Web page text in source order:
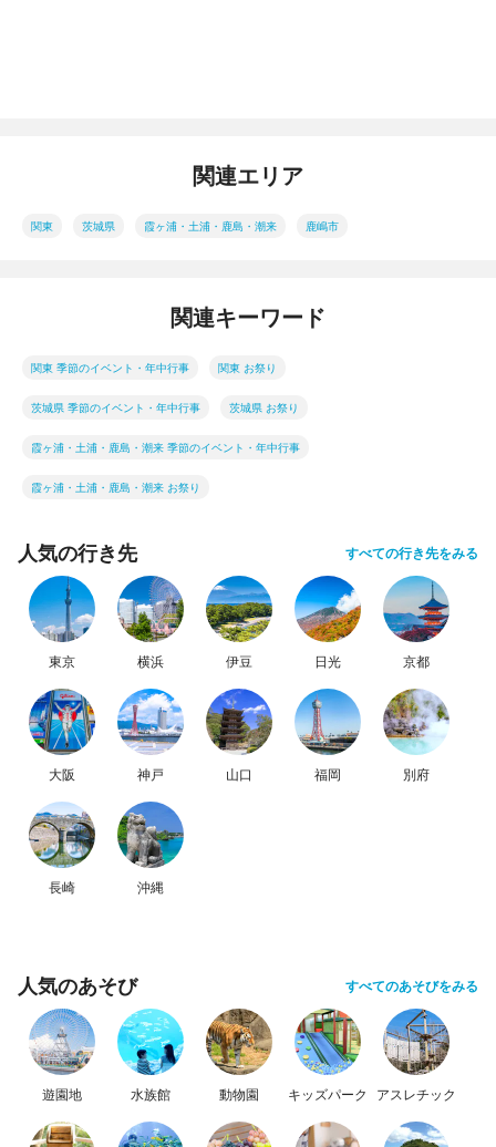
関連エリア
関東 茨城県 霞ヶ浦・土浦・鹿島・潮来 鹿嶋市
関連キーワード
関東 季節のイベント・年中行事 関東 お祭り
茨城県 季節のイベント・年中行事 茨城県 お祭り
霞ヶ浦・土浦・鹿島・潮来 季節のイベント・年中行事
霞ヶ浦・土浦・鹿島・潮来 お祭り
人気の行き先 すべての行き先をみる
東京 横浜 伊豆 日光 京都
大阪 神戸 山口 福岡 別府
長崎 沖縄
人気のあそび すべてのあそびをみる
遊園地 水族館 動物園 キッズパーク アスレチック